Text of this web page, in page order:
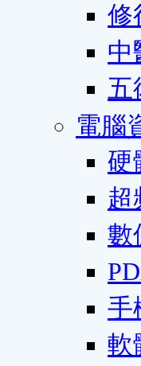
修
中
五
電腦
硬
超
數
手
軟